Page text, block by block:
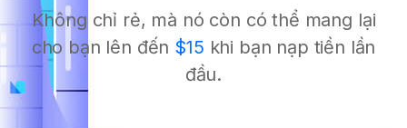
Không chỉ rẻ, mà nó còn có thể mang lại
cho bạn lên đến $15 khi bạn nạp tiền lần
đầu.